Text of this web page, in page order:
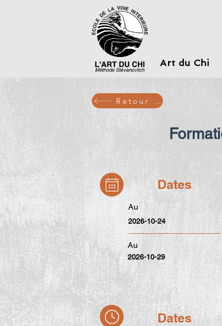
Art du Chi
Retour aux stages
Dates
Au
2026-10-24
Au
2026-10-29
Dates